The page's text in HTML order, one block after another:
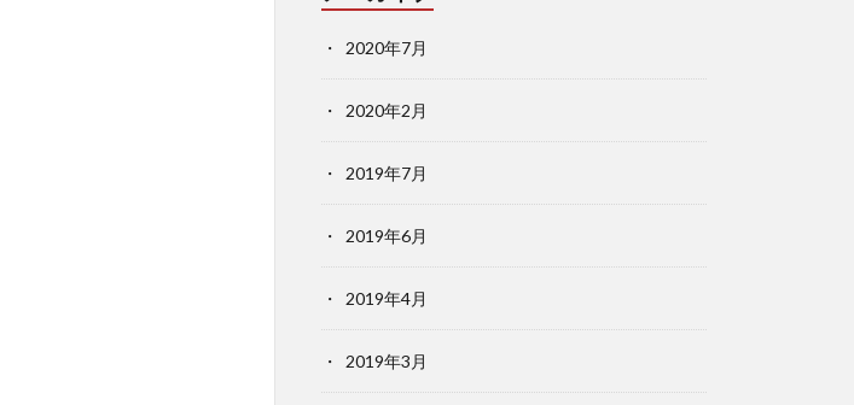
2020年7月
2020年2月
2019年7月
2019年6月
2019年4月
2019年3月